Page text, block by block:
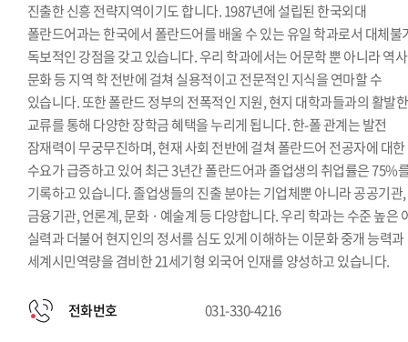
진출한 신흥 전략지역이기도 합니다. 1987년에 설립된 한국외대
폴란드어과는 한국에서 폴란드어를 배울 수 있는 유일 학과로서 대체불
독보적인 강점을 갖고 있습니다. 우리 학과에서는 어문학 뿐 아니라 역
문화 등 지역 학 전반에 걸쳐 실용적이고 전문적인 지식을 연마할 수
있습니다. 또한 폴란드 정부의 전폭적인 지원, 현지 대학과들과의 활발한
교류를 통해 다양한 장학금 혜택을 누리게 됩니다. 한-폴 관계는 발전
잠재력이 무궁무진하며, 현재 사회 전반에 걸쳐 폴란드어 전공자에 대한
수요가 급증하고 있어 최근 3년간 폴란드어과 졸업생의 취업률은 75%
기록하고 있습니다. 졸업생들의 진출 분야는 기업체뿐 아니라 공공기관,
금융기관, 언론계, 문화 · 예술계 등 다양합니다. 우리 학과는 수준 높은
실력과 더불어 현지인의 정서를 심도 있게 이해하는 이문화 중개 능력과
세계시민역량을 겸비한 21세기형 외국어 인재를 양성하고 있습니다.
전화번호 031-330-4216